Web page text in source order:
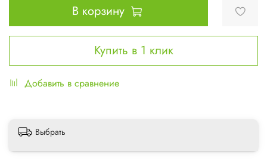
В корзину
Купить в 1 клик
Добавить в сравнение
Выбрать